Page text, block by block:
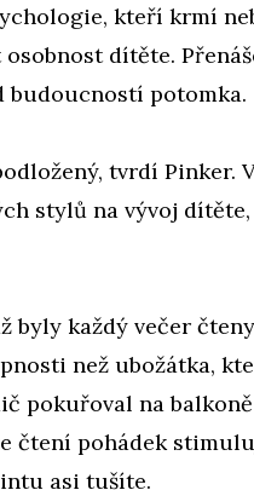
kteří krmí
dítěte.
budoucností potomka.
tvrdí Pinker.
stylů na vývoj
každý večer
než ubožátka,
pokuřoval na
čtení pohádek
asi tušíte.